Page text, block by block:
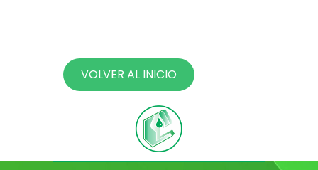
VOLVER AL INICIO